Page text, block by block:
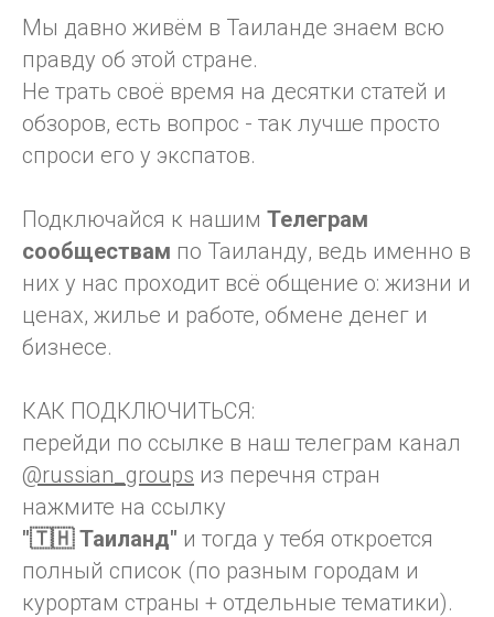
Мы давно живём в Таиланде знаем всю
правду об этой стране.
Не трать своё время на десятки статей и
обзоров, есть вопрос - так лучше просто
спроси его у экспатов.
Подключайся к нашим Телеграм
сообществам по Таиланду, ведь именно в
них у нас проходит всё общение о: жизни и
ценах, жилье и работе, обмене денег и
бизнесе.
КАК ПОДКЛЮЧИТЬСЯ:
перейди по ссылке в наш телеграм канал
@russian_groups из перечня стран
нажмите на ссылку
"🇹🇭 Таиланд" и тогда у тебя откроется
полный список (по разным городам и
курортам страны + отдельные тематики).